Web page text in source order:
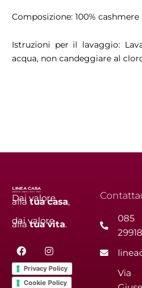
Composizione: 100% cashmere
Istruzioni per il lavaggio:
acqua, non candeggiare al
Dai valore
allatua casa,
dai valore
allatua vita.
F
a
c
e
b
I
n
s
t
a
Privacy Policy
Cookie Policy
085
Via